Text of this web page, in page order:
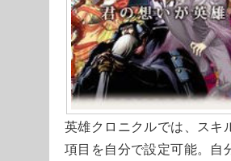
英雄クロニクルでは、スキ
項目を自分で設定可能。自